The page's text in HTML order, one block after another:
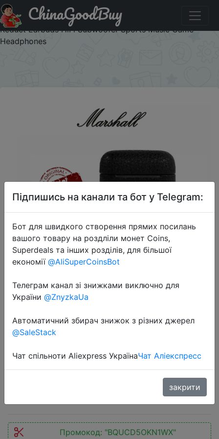
Паридбати з промокодом BQUCD5OKN1WX MARSHALL
MINOR III True Wireless Bluetooth 5.0 Headset in Ear Noise
Reduct Earbuds HiFi Subwoofer Sports Music Game
Headphones
ChinaGoodBuy
2023-10-13
MARSHALL MINOR III True Wireless
Bluetooth 5.0 Headset in Ear Noise
Sports Music Game Headphones
Промокод: "BQUCD5OKN1WX"
Підпишись на канали та бот у Telegram:
Бот для швидкого створення прямих посилань
вашого товару на роздліли монет Coins,
Superdeals та інших розділів, для більшої
економії @AliSuperCoinsBot
Телеграм канал зі знижками виключно для
України @ZnyzkaUa
Автоматичний збирач знижок з різних джерел
@SaleStack
Чат спільноти Aliexpress УкраїнаЧат Аліекспресс
закрити